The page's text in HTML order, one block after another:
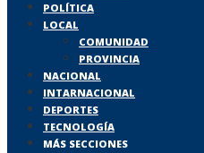
POLÍTICA
LOCAL
COMUNIDAD
PROVINCIA
NACIONAL
INTARNACIONAL
DEPORTES
TECNOLOGÍA
MÁS SECCIONES